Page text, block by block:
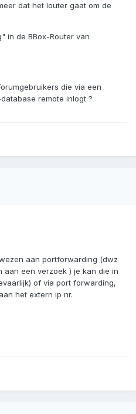
dat het louter gaat om de
in de BBox-Router van
die via een
remote inlogt ?
aan portforwarding (dwz
een verzoek ) je kan die in
of via port forwarding,
het extern ip nr.